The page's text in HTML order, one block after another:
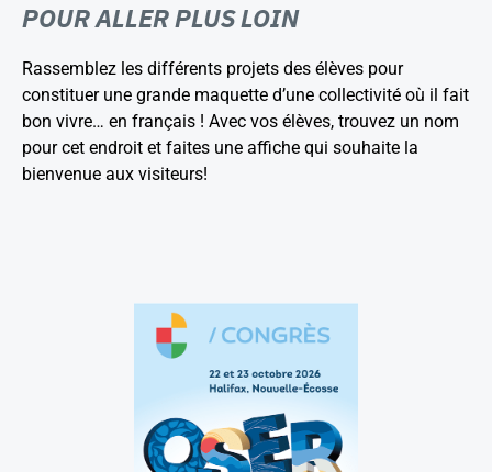
POUR ALLER PLUS LOIN
Rassemblez les différents projets des élèves pour
constituer une grande maquette d’une collectivité où il fait
bon vivre… en français ! Avec vos élèves, trouvez un nom
pour cet endroit et faites une affiche qui souhaite la
bienvenue aux visiteurs!